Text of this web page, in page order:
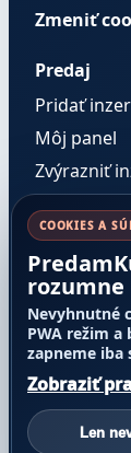
Zmeniť
Predaj
Pridať
Môj panel
Zvýrazniť
Pravidlá a
Cenník
Pravidlá
Nahlásiť
COOKIES A
rozumne
Nevyhnutné
PWA režim
zapneme iba
Zobraziť
Len